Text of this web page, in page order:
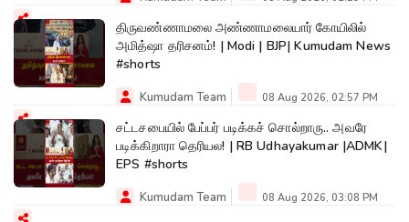
திருவண்ணாமலை அண்ணாமலையார் கோயிலில்
அமித்ஷா தரிசனம்! | Modi | BJP| Kumudam News
#shorts
Kumudam Team 08 Aug 2026, 02:57 PM
சட்டசபையில் பேப்பர் படிக்கச் சொல்றாரு.. அவரே
படிக்கிறாரா தெரியல! | RB Udhayakumar |ADMK|
EPS #shorts
Kumudam Team 08 Aug 2026, 03:08 PM